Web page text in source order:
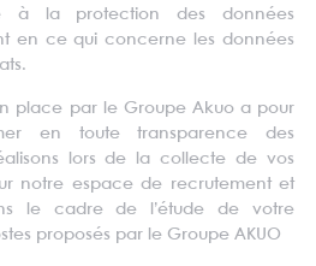
à la protection des données
en ce qui concerne les données
place par le Groupe Akuo a pour
en toute transparence des
lors de la collecte de vos
notre espace de recrutement et
le cadre de l’étude de votre
proposés par le Groupe AKUO